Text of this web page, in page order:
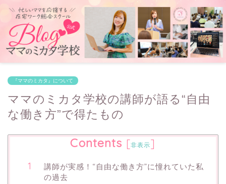
『ママのミカタ』について
ママのミカタ学校の講師が語る“自由
な働き方”で得たもの
Contents [非表示]
講師が実感！“自由な働き方”に憧れていた私
の過去